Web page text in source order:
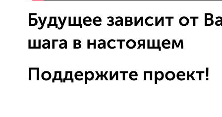
Будущее зависит от
шага в настоящем
Поддержите проект!